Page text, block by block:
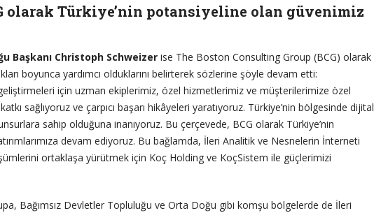
olarak Türkiye’nin potansiyeline olan güvenimiz
Başkanı Christoph Schweizer ise The Boston Consulting Group (BCG) olarak
boyunca yardımcı olduklarını belirterek sözlerine şöyle devam etti:
için uzman ekiplerimiz, özel hizmetlerimiz ve müşterilerimize özel
sağlıyoruz ve çarpıcı başarı hikâyeleri yaratıyoruz. Türkiye’nin bölgesinde dijital
sahip olduğuna inanıyoruz. Bu çerçevede, BCG olarak Türkiye’nin
devam ediyoruz. Bu bağlamda, İleri Analitik ve Nesnelerin İnterneti
ortaklaşa yürütmek için Koç Holding ve KoçSistem ile güçlerimizi
Bağımsız Devletler Topluluğu ve Orta Doğu gibi komşu bölgelerde de İleri